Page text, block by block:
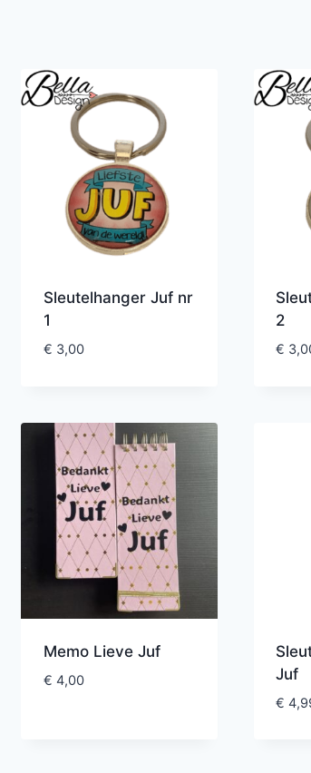
Sleutelhanger Juf nr
1
€ 3,00
2
€
Memo Lieve Juf
€ 4,00
Juf
€